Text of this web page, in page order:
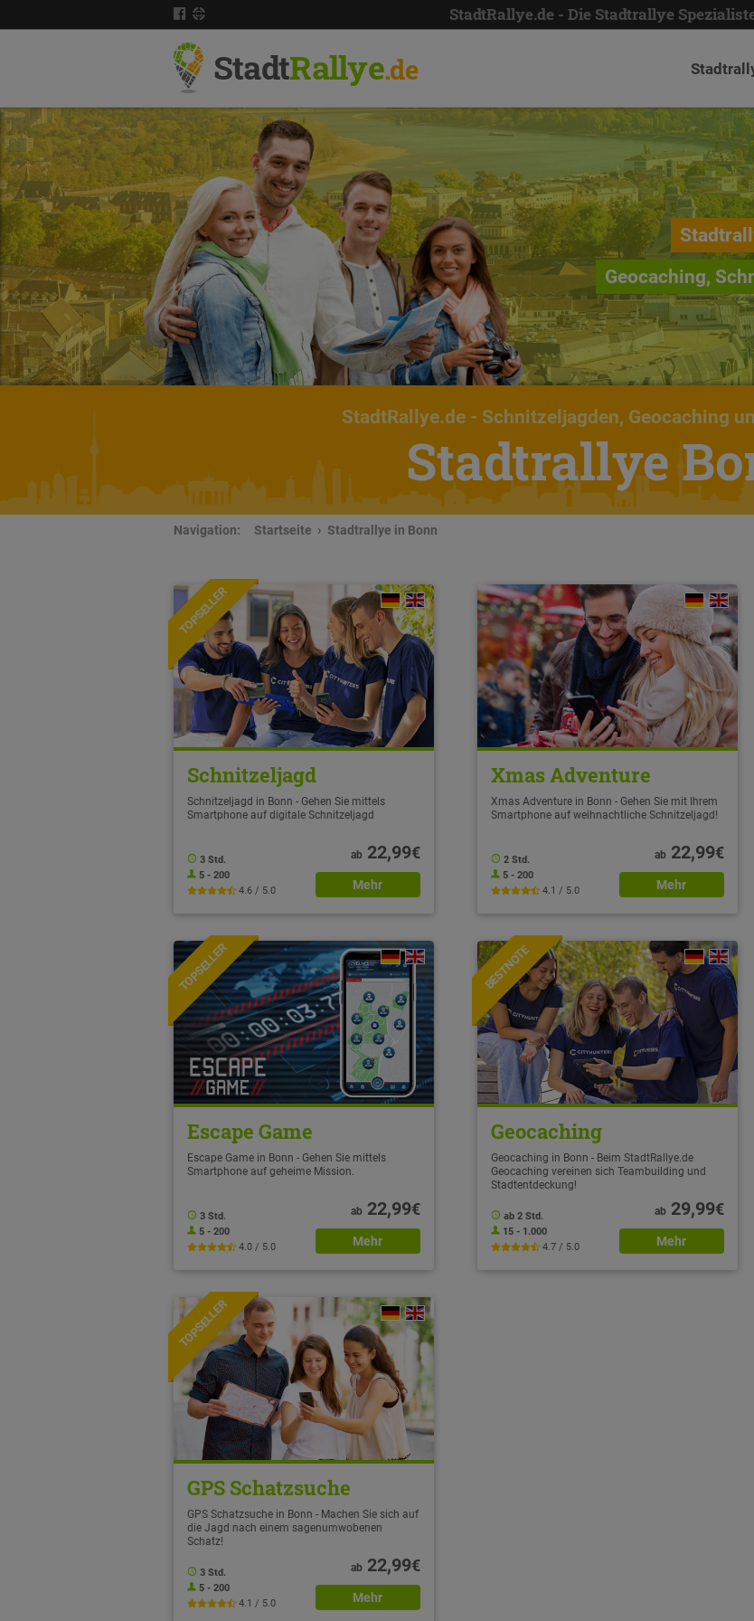
StadtRallye.de - Die Stadtrallye
StadtRallye.de
Geocaching,
StadtRallye.de- Schnitzeljagden, Geocaching
Stadtrallye
Navigation: Startseite Stadtrallye in Bonn
TOPSELLER
Schnitzeljagd
Schnitzeljagd in Bonn - Gehen Sie mittels
Smartphone auf digitale Schnitzeljagd
3 Std.
5 - 200
4.6 / 5.0
ab22,99€
Mehr
Xmas Adventure
Xmas Adventure in Bonn - Gehen Sie mit Ihrem
Smartphone auf weihnachtliche Schnitzeljagd!
2 Std.
5 - 200
4.1 / 5.0
ab22,99€
Mehr
NEU
TOPSELLER
Escape Game
Escape Game in Bonn - Gehen Sie mittels
Smartphone auf geheime Mission.
3 Std.
5 - 200
4.0 / 5.0
ab22,99€
Mehr
BESTNOTE
Geocaching
Geocaching in Bonn - Beim StadtRallye.de
Geocaching vereinen sich Teambuilding und
Stadtentdeckung!
ab 2 Std.
15 - 1.000
4.7 / 5.0
ab29,99€
Mehr
TOPSELLER
GPS Schatzsuche
GPS Schatzsuche in Bonn - Machen Sie sich auf
die Jagd nach einem sagenumwobenen
Schatz!
3 Std.
5 - 200
4.1 / 5.0
ab22,99€
Mehr